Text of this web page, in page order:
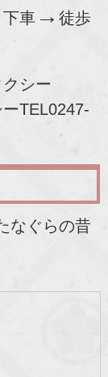
車 → 徒歩
シー
TEL0247-
なぐらの昔